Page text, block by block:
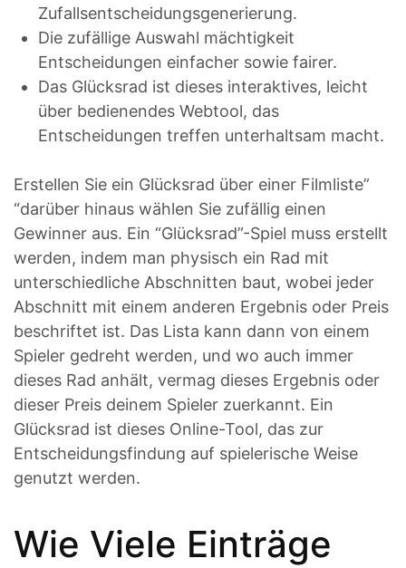
Zufallsentscheidungsgenerierung.
Die zufällige Auswahl mächtigkeit
Entscheidungen einfacher sowie fairer.
Das Glücksrad ist dieses interaktives, leicht
über bedienendes Webtool, das
Entscheidungen treffen unterhaltsam macht.
Erstellen Sie ein Glücksrad über einer Filmliste”
“darüber hinaus wählen Sie zufällig einen
Gewinner aus. Ein “Glücksrad”-Spiel muss erstellt
werden, indem man physisch ein Rad mit
unterschiedliche Abschnitten baut, wobei jeder
Abschnitt mit einem anderen Ergebnis oder Preis
beschriftet ist. Das Lista kann dann von einem
Spieler gedreht werden, und wo auch immer
dieses Rad anhält, vermag dieses Ergebnis oder
dieser Preis deinem Spieler zuerkannt. Ein
Glücksrad ist dieses Online-Tool, das zur
Entscheidungsfindung auf spielerische Weise
genutzt werden.
Wie Viele Einträge